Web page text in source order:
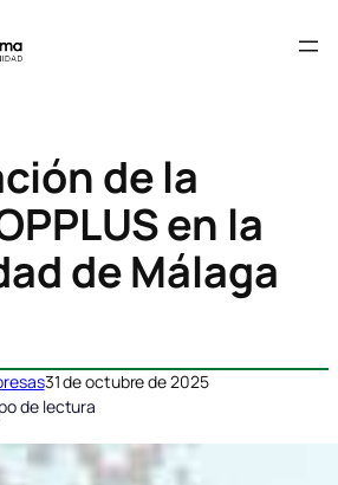
de la
en la
de Málaga
31 de octubre de 2025
de lectura